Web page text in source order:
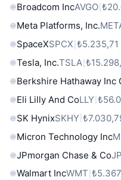
Broadcom IncAVGO
Meta Platforms, Inc.
SpaceXSPCX ₺5.235,71
Tesla, Inc.TSLA
Berkshire Hathaway Inc
Eli Lilly And CoLLY
SK HynixSKHY
Micron Technology Inc
JPmorgan Chase & Co
Walmart IncWMT